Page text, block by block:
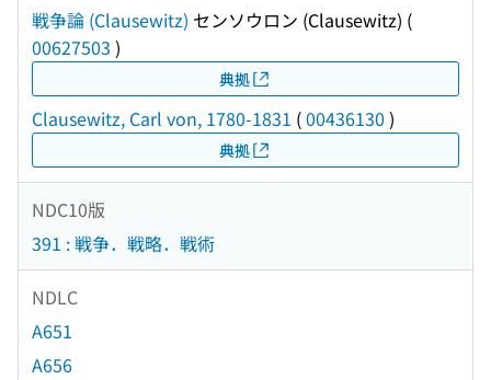
戦争論 (Clausewitz) センソウロン (Clausewitz) (
00627503 )
典拠
Clausewitz, Carl von, 1780-1831 (00436130 )
典拠
NDC10版
391 : 戦争．戦略．戦術
NDLC
A651
A656